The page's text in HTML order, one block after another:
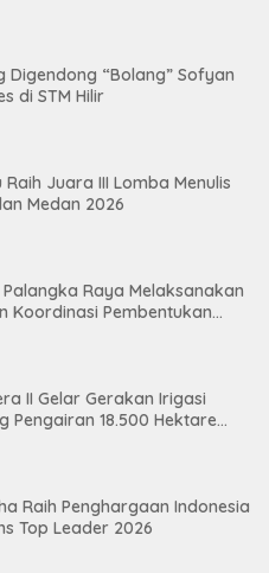
Digendong “Bolang” Sofyan
di STM Hilir
Juara III Lomba Menulis
Medan 2026
Raya Melaksanakan
Koordinasi Pembentukan
II Gelar Gerakan Irigasi
Pengairan 18.500 Hektare
Raih Penghargaan Indonesia
Top Leader 2026